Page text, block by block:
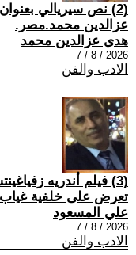
(2) نص سيريالي
عزالدين محمد.مصر.
هدى عزالدين محمد
2026 / 8 / 7
الادب والفن
(3) فيلم أندريه
تعرض على خلفية غياب
علي المسعود
2026 / 8 / 7
الادب والفن